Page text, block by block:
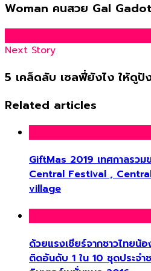
Woman คนสวย Gal Gadot
Next Story
5 เคล็ดลับ เซลฟี่ยังไง ให้ดูปั
Related articles
GiftMas 2019 เทศกาลรว
Central Festival ,
village
ด้วยแรงเชียร์จากชาวไทยน้
ติดอันดับ 1 ใน 10 ชุดประจ